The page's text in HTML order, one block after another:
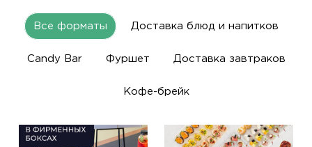
Все форматы Доставка блюд и напитков
Candy Bar Фуршет Доставка завтраков
Кофе-брейк